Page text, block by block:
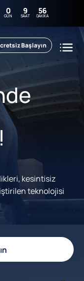
0
GÜN 9
SAAT 56
DAKIKA
Başlayın
kesintisiz
teknolojisi